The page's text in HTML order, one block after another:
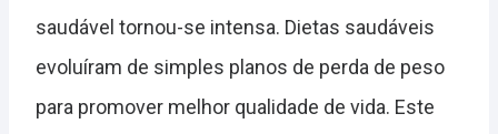
saudável tornou-se intensa. Dietas saudáveis
evoluíram de simples planos de perda de peso
para promover melhor qualidade de vida. Este